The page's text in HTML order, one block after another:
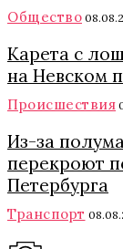
Общество
Карета с
на Невском
Происшествия
Из-за
перекроют
Петербурга
Транспорт